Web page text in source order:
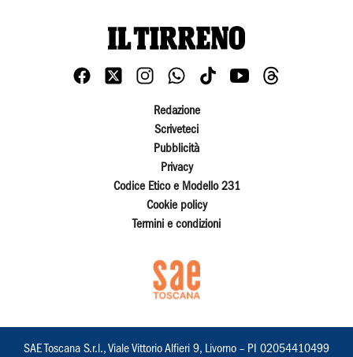
Redazione
Scriveteci
Pubblicità
Privacy
Codice Etico e Modello 231
Cookie policy
Termini e condizioni
SAE Toscana S.r.l., Viale Vittorio Alfieri 9, Livorno – PI 02054410499